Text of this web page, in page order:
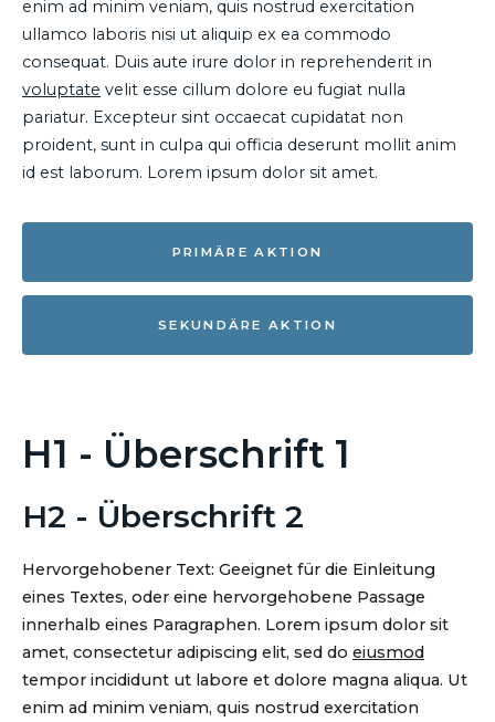
enim ad minim veniam, quis nostrud exercitation
ullamco laboris nisi ut aliquip ex ea commodo
consequat. Duis aute irure dolor in reprehenderit in
voluptate velit esse cillum dolore eu fugiat nulla
pariatur. Excepteur sint occaecat cupidatat non
proident, sunt in culpa qui officia deserunt mollit anim
id est laborum. Lorem ipsum dolor sit amet.
PRIMÄRE AKTION
SEKUNDÄRE AKTION
H1 - Überschrift 1
H2 - Überschrift 2
Hervorgehobener Text: Geeignet für die Einleitung
eines Textes, oder eine hervorgehobene Passage
innerhalb eines Paragraphen. Lorem ipsum dolor sit
amet, consectetur adipiscing elit, sed do eiusmod
tempor incididunt ut labore et dolore magna aliqua. Ut
enim ad minim veniam, quis nostrud exercitation